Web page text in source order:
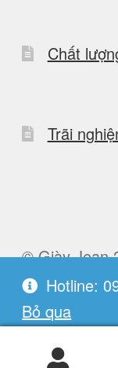
Hotline:
Bỏ qua
Chất
Trãi
© Giày Jean
Built with